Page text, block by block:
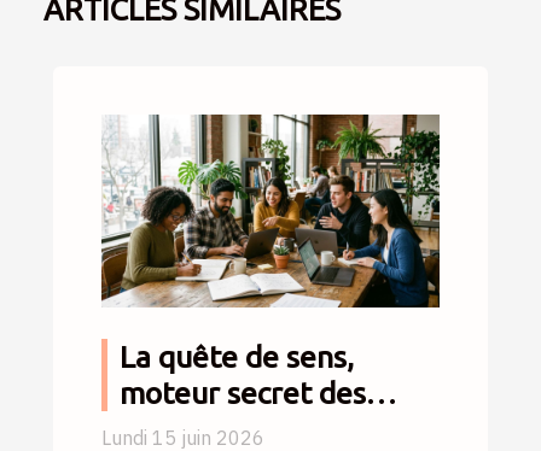
ARTICLES SIMILAIRES
La quête de sens,
moteur secret des
startups sociales
Lundi 15 juin 2026